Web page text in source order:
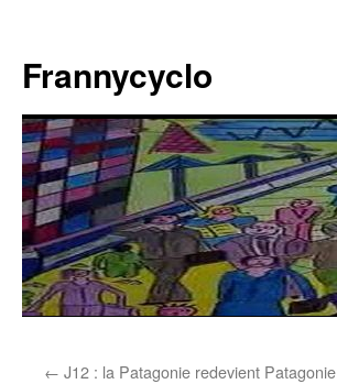
contenu
Frannycyclo
← J12 : la Patagonie redevient Patagonie